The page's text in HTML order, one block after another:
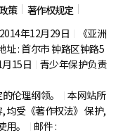
策 著作权规定
年12月29日
《亚洲
址 : 首尔市钟路区钟路5
15日
青少年保护负责
伦理纲领。
本网站所
受《著作权法》 保护,
。
邮件 :